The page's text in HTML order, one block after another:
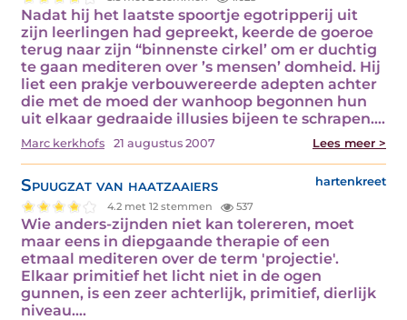
Nadat hij het laatste spoortje egotripperij uit
zijn leerlingen had gepreekt, keerde de goeroe
terug naar zijn “binnenste cirkel’ om er duchtig
te gaan mediteren over ’s mensen’ domheid. Hij
liet een prakje verbouwereerde adepten achter
die met de moed der wanhoop begonnen hun
uit elkaar gedraaide illusies bijeen te schrapen.…
Marc kerkhofs 21 augustus 2007 Lees meer >
Spuugzat van haatzaaiers hartenkreet
4.2 met 12 stemmen 537
Wie anders-zijnden niet kan tolereren, moet
maar eens in diepgaande therapie of een
etmaal mediteren over de term 'projectie'.
Elkaar primitief het licht niet in de ogen
gunnen, is een zeer achterlijk, primitief, dierlijk
niveau.…